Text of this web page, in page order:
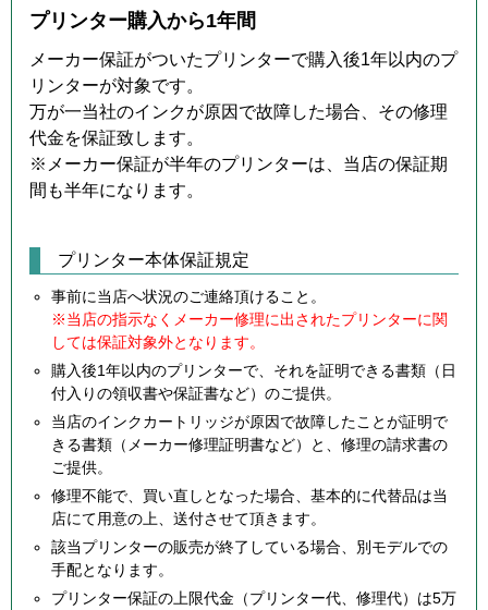
プリンター購入から1年間
メーカー保証がついたプリンターで購入後1年以内のプ
リンターが対象です。
万が一当社のインクが原因で故障した場合、その修理
代金を保証致します。
※メーカー保証が半年のプリンターは、当店の保証期
間も半年になります。
プリンター本体保証規定
事前に当店へ状況のご連絡頂けること。
※当店の指示なくメーカー修理に出されたプリンターに関
しては保証対象外となります。
購入後1年以内のプリンターで、それを証明できる書類（日
付入りの領収書や保証書など）のご提供。
当店のインクカートリッジが原因で故障したことが証明で
きる書類（メーカー修理証明書など）と、修理の請求書の
ご提供。
修理不能で、買い直しとなった場合、基本的に代替品は当
店にて用意の上、送付させて頂きます。
該当プリンターの販売が終了している場合、別モデルでの
手配となります。
プリンター保証の上限代金（プリンター代、修理代）は5万